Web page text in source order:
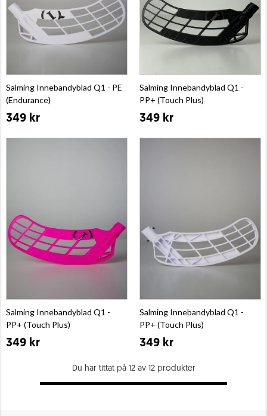
Salming Innebandyblad Q1 - PE
(Endurance)
349 kr
Salming Innebandyblad Q1 -
PP+ (Touch Plus)
349 kr
Salming Innebandyblad Q1 -
PP+ (Touch Plus)
349 kr
Salming Innebandyblad Q1 -
PP+ (Touch Plus)
349 kr
Du har tittat på 12 av 12 produkter